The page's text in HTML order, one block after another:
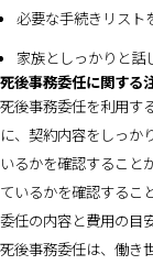
必要な手続きリスト
家族としっかりと話
死後事務委任に関する
死後事務委任を利用す
に、契約内容をしっか
いるかを確認すること
ているかを確認するこ
委任の内容と費用の目
死後事務委任は、働き